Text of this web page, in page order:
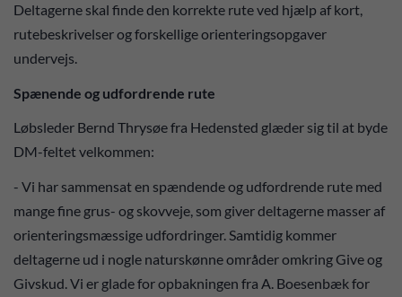
Deltagerne skal finde den korrekte rute ved hjælp af kort,
rutebeskrivelser og forskellige orienteringsopgaver
undervejs.
Spænende og udfordrende rute
Løbsleder Bernd Thrysøe fra Hedensted glæder sig til at byde
DM-feltet velkommen:
- Vi har sammensat en spændende og udfordrende rute med
mange fine grus- og skovveje, som giver deltagerne masser af
orienteringsmæssige udfordringer. Samtidig kommer
deltagerne ud i nogle naturskønne områder omkring Give og
Givskud. Vi er glade for opbakningen fra A. Boesenbæk for